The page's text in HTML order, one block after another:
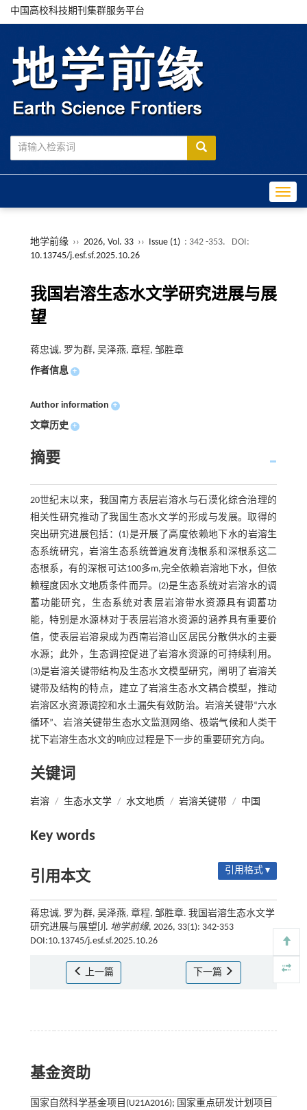
中国高校科技期刊集群服务平台
地学前缘 ›› 2026, Vol. 33 ›› Issue (1) : 342 -353.
DOI:
10.13745/j.esf.sf.2025.10.26
我国岩溶生态水文学研究进展与展
望
蒋忠诚, 罗为群, 吴泽燕, 章程, 邹胜章
作者信息 +
Author information +
文章历史 +
摘要
20世纪末以来，我国南方表层岩溶水与石漠化综合治理的
相关性研究推动了我国生态水文学的形成与发展。取得的
突出研究进展包括：(1)是开展了高度依赖地下水的岩溶生
态系统研究，岩溶生态系统普遍发育浅根系和深根系这二
态根系，有的深根可达100多m,完全依赖岩溶地下水，但依
赖程度因水文地质条件而异。(2)是生态系统对岩溶水的调
蓄功能研究，生态系统对表层岩溶带水资源具有调蓄功
能，特别是水源林对于表层岩溶水资源的涵养具有重要价
值，使表层岩溶泉成为西南岩溶山区居民分散供水的主要
水源；此外，生态调控促进了岩溶水资源的可持续利用。
(3)是岩溶关键带结构及生态水文模型研究，阐明了岩溶关
键带及结构的特点，建立了岩溶生态水文耦合模型，推动
岩溶区水资源调控和水土漏失有效防治。岩溶关键带“六水
循环”、岩溶关键带生态水文监测网络、极端气候和人类干
扰下岩溶生态水文的响应过程是下一步的重要研究方向。
关键词
岩溶 / 生态水文学 / 水文地质 / 岩溶关键带 / 中国
Key words
引用本文 引用格式 ▾
蒋忠诚, 罗为群, 吴泽燕, 章程, 邹胜章. 我国岩溶生态水文学
研究进展与展望[J]. 地学前缘, 2026, 33(1): 342-353
DOI:10.13745/j.esf.sf.2025.10.26
上一篇 下一篇
基金资助
国家自然科学基金项目(U21A2016); 国家重点研发计划项目